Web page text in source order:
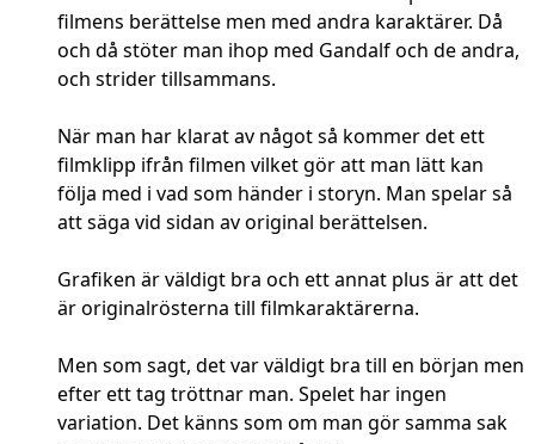
filmens berättelse men med andra karaktärer. Då
och då stöter man ihop med Gandalf och de andra,
och strider tillsammans.
När man har klarat av något så kommer det ett
filmklipp ifrån filmen vilket gör att man lätt kan
följa med i vad som händer i storyn. Man spelar så
att säga vid sidan av original berättelsen.
Grafiken är väldigt bra och ett annat plus är att det
är originalrösterna till filmkaraktärerna.
Men som sagt, det var väldigt bra till en början men
efter ett tag tröttnar man. Spelet har ingen
variation. Det känns som om man gör samma sak